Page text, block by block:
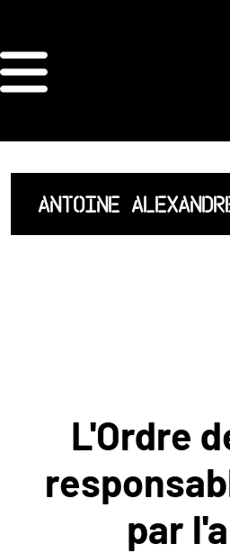
ORDRE DES
ARCHITECTES
ACCUEIL
LISTE DES
NOUS
CONTACTER
ANTOINE
L'Ordre
par